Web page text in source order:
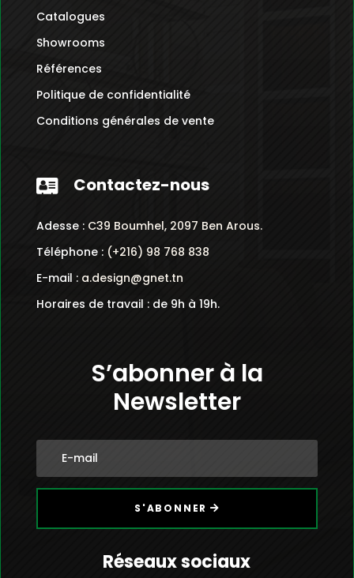
Catalogues
Showrooms
Références
Politique de confidentialité
Conditions générales de vente
 Contactez-nous
Adesse : C39 Boumhel, 2097 Ben Arous.
Téléphone :(+216) 98 768 838
E-mail : a.design@gnet.tn
Horaires de travail : de 9h à 19h.
S’abonner à la
Newsletter
S'ABONNER
Réseaux sociaux